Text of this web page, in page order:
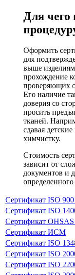
Для
Оформить
для
выше
прохождение
проверяющих
Его наличие
доверия со
просить
тканей.
сдавая
химчистку.
Стоимость
зависит от
документов и
определенного
Сертификат ISO
Сертификат ISO
Сертификат OHSAS
Сертификат ИСМ
Сертификат ISO
Сертификат ISO
Сертификат ISO